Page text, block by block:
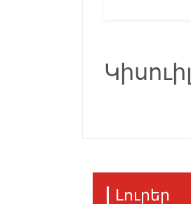
Կիսուիլ
Լուրեր